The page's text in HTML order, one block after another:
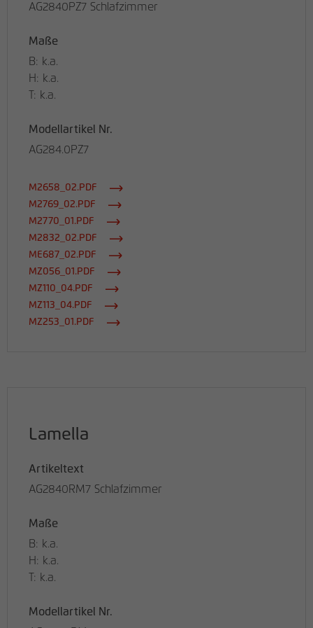
AG2840PZ7 Schlafzimmer
Maße
B: k.a.
H: k.a.
T: k.a.
Modellartikel Nr.
AG284.0PZ7
M2658_02.PDF
M2769_02.PDF
M2770_01.PDF
M2832_02.PDF
ME687_02.PDF
MZ056_01.PDF
MZ110_04.PDF
MZ113_04.PDF
MZ253_01.PDF
Lamella
Artikeltext
AG2840RM7 Schlafzimmer
Maße
B: k.a.
H: k.a.
T: k.a.
Modellartikel Nr.